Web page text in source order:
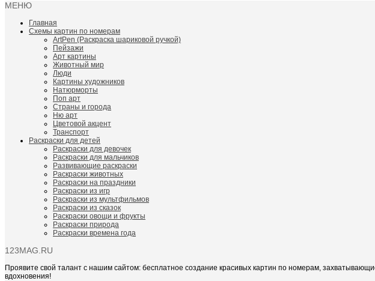
МЕНЮ
Главная
Схемы картин по номерам
ArtPen (Раскраска шариковой ручкой)
Пейзажи
Арт картины
Животный мир
Люди
Картины художников
Натюрморты
Поп арт
Страны и города
Ню арт
Цветовой акцент
Транспорт
Раскраски для детей
Раскраски для девочек
Раскраски для мальчиков
Развивающие раскраски
Раскраски животных
Раскраски на праздники
Раскраски из игр
Раскраски из мультфильмов
Раскраски из сказок
Раскраски овощи и фрукты
Раскраски природа
Раскраски времена года
123MAG.RU
Проявите свой талант с нашим сайтом: бесплатное создание красивых картин по номерам,
вдохновения!